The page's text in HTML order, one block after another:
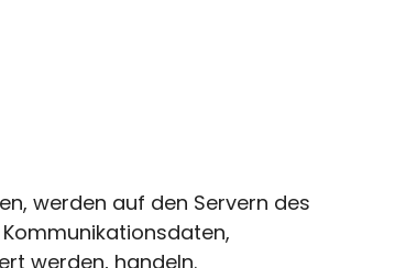
werden auf den Servern des
werden, handeln.